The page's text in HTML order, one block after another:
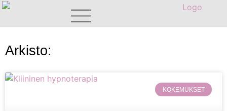
Arkisto:
KOKEMUKSET